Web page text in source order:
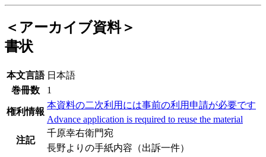
＜アーカイブ資料＞
書状
本文言語 日本語
巻冊数
1
権利情報
本資料の二次利用には事前の利用申請が必要です
Advance application is required to reuse the material
注記
千原幸右衛門宛
長野よりの手紙内容（出訴一件）